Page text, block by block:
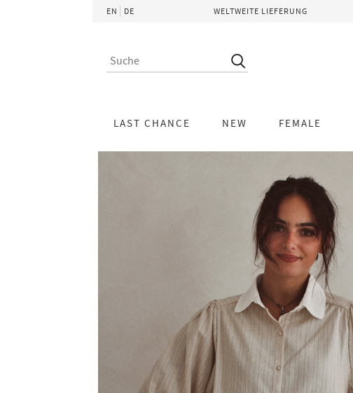
EN DE WELTWEITE LIEFERUNG
LAST CHANCE NEW FEMALE